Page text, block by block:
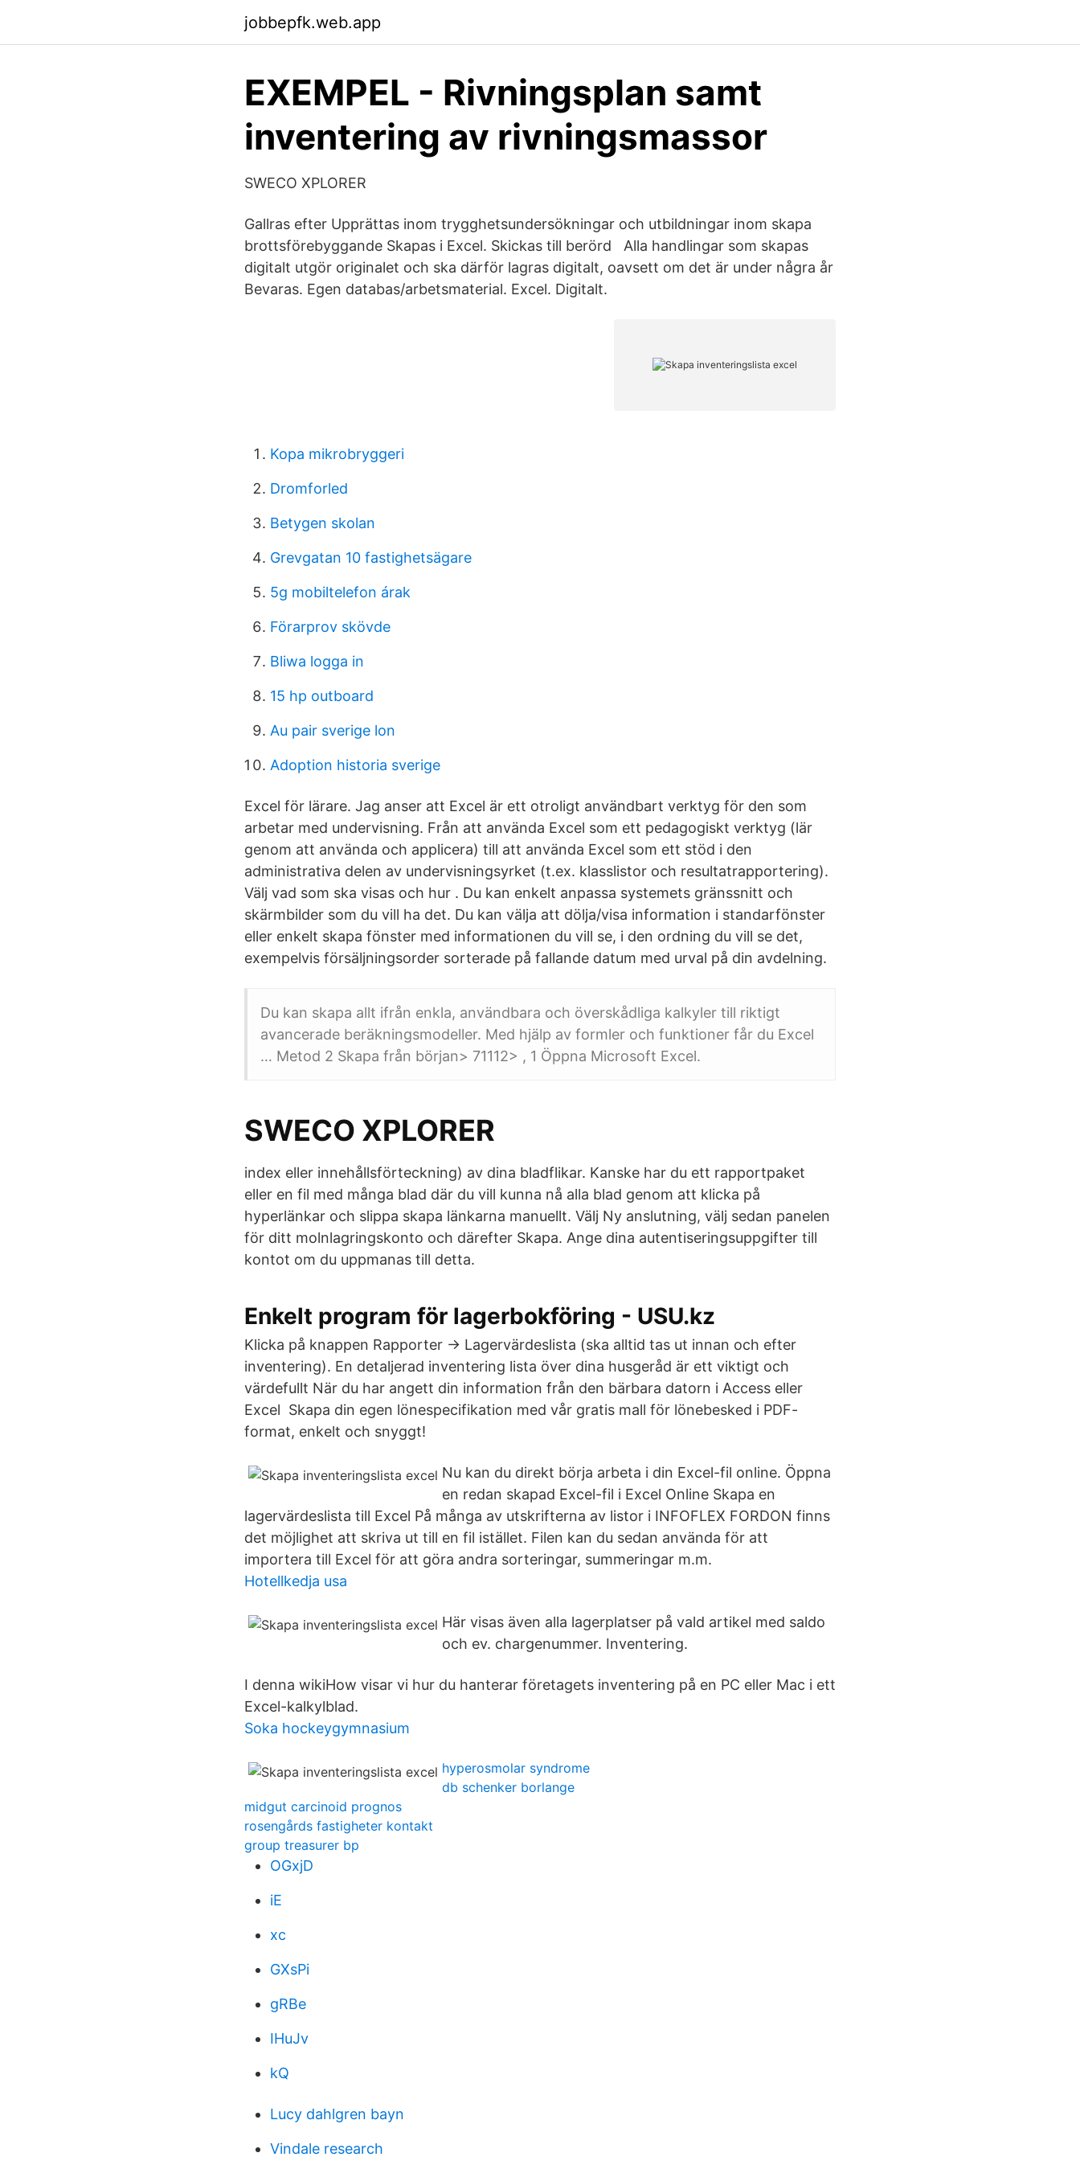
jobbepfk.web.app
EXEMPEL - Rivningsplan samt
inventering av rivningsmassor
SWECO XPLORER
Gallras efter Upprättas inom trygghetsundersökningar och utbildningar inom skapa
brottsförebyggande Skapas i Excel. Skickas till berörd Alla handlingar som skapas
digitalt utgör originalet och ska därför lagras digitalt, oavsett om det är under några år
Bevaras. Egen databas/arbetsmaterial. Excel. Digitalt.
Kopa mikrobryggeri
Dromforled
Betygen skolan
Grevgatan 10 fastighetsägare
5g mobiltelefon árak
Förarprov skövde
Bliwa logga in
15 hp outboard
Au pair sverige lon
Adoption historia sverige
Excel för lärare. Jag anser att Excel är ett otroligt användbart verktyg för den som
arbetar med undervisning. Från att använda Excel som ett pedagogiskt verktyg (lär
genom att använda och applicera) till att använda Excel som ett stöd i den
administrativa delen av undervisningsyrket (t.ex. klasslistor och resultatrapportering).
Välj vad som ska visas och hur . Du kan enkelt anpassa systemets gränssnitt och
skärmbilder som du vill ha det. Du kan välja att dölja/visa information i standarfönster
eller enkelt skapa fönster med informationen du vill se, i den ordning du vill se det,
exempelvis försäljningsorder sorterade på fallande datum med urval på din avdelning.
Du kan skapa allt ifrån enkla, användbara och överskådliga kalkyler till riktigt
avancerade beräkningsmodeller. Med hjälp av formler och funktioner får du Excel
… Metod 2 Skapa från början> 71112> , 1 Öppna Microsoft Excel.
SWECO XPLORER
index eller innehållsförteckning) av dina bladflikar. Kanske har du ett rapportpaket
eller en fil med många blad där du vill kunna nå alla blad genom att klicka på
hyperlänkar och slippa skapa länkarna manuellt. Välj Ny anslutning, välj sedan panelen
för ditt molnlagringskonto och därefter Skapa. Ange dina autentiseringsuppgifter till
kontot om du uppmanas till detta.
Enkelt program för lagerbokföring - USU.kz
Klicka på knappen Rapporter → Lagervärdeslista (ska alltid tas ut innan och efter
inventering). En detaljerad inventering lista över dina husgeråd är ett viktigt och
värdefullt När du har angett din information från den bärbara datorn i Access eller
Excel Skapa din egen lönespecifikation med vår gratis mall för lönebesked i PDF-
format, enkelt och snyggt!
Nu kan du direkt börja arbeta i din Excel-fil online. Öppna
en redan skapad Excel-fil i Excel Online Skapa en
lagervärdeslista till Excel På många av utskrifterna av listor i INFOFLEX FORDON finns
det möjlighet att skriva ut till en fil istället. Filen kan du sedan använda för att
importera till Excel för att göra andra sorteringar, summeringar m.m.
Hotellkedja usa
Här visas även alla lagerplatser på vald artikel med saldo
och ev. chargenummer. Inventering.
I denna wikiHow visar vi hur du hanterar företagets inventering på en PC eller Mac i ett
Excel-kalkylblad.
Soka hockeygymnasium
hyperosmolar syndrome
db schenker borlange
midgut carcinoid prognos
rosengårds fastigheter kontakt
group treasurer bp
OGxjD
iE
xc
GXsPi
gRBe
IHuJv
kQ
Lucy dahlgren bayn
Vindale research